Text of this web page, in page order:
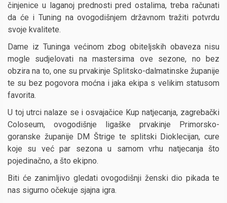
činjenice u laganoj prednosti pred ostalima, treba računati
da će i Tuning na ovogodišnjem državnom tražiti potvrdu
svoje kvalitete.
Dame iz Tuninga većinom zbog obiteljskih obaveza nisu
mogle sudjelovati na mastersima ove sezone, no bez
obzira na to, one su prvakinje Splitsko-dalmatinske županije
te su bez pogovora moćna i jaka ekipa s velikim statusom
favorita.
U toj utrci nalaze se i osvajačice Kup natjecanja, zagrebački
Coloseum, ovogodišnje ligaške prvakinje Primorsko-
goranske županije DM Štrige te splitski Dioklecijan, cure
koje su već par sezona u samom vrhu natjecanja što
pojedinačno, a što ekipno.
Biti će zanimljivo gledati ovogodišnji ženski dio pikada te
nas sigurno očekuje sjajna igra.